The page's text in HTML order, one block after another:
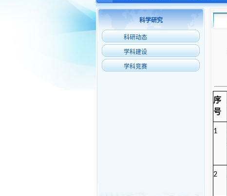
科学研究
科研动态
学科建设
学科竞赛
序
号
1
2